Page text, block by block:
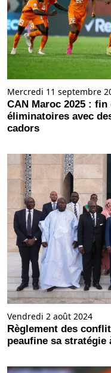
Mercredi 11 septembre
CAN Maroc 2025 :
éliminatoires avec
cadors
Vendredi 2 août 2024
Règlement des
peaufine sa stratégie